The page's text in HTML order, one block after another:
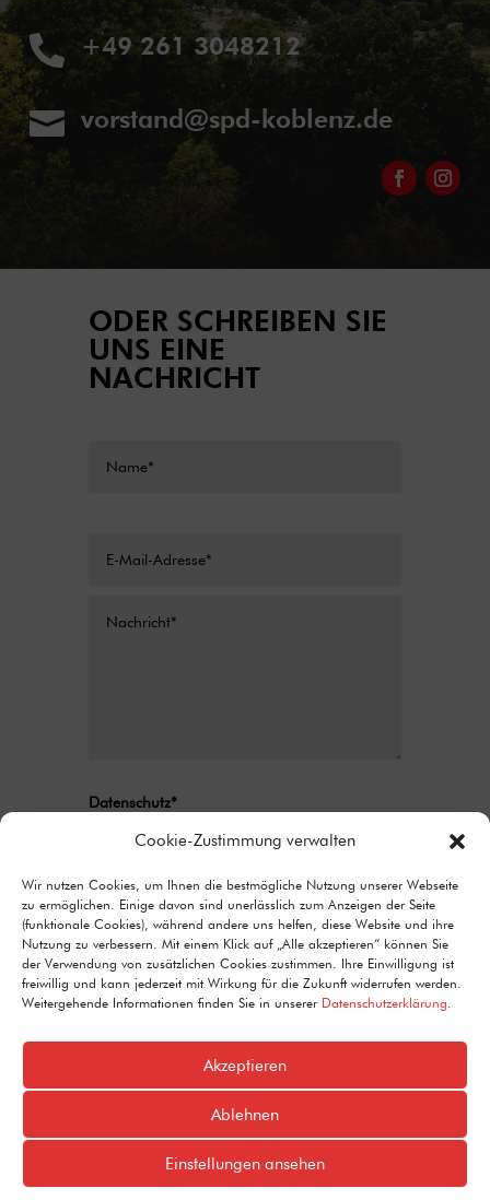
Cookie-Zustimmung verwalten
Wir nutzen Cookies, um Ihnen die bestmögliche Nutzung unserer Webseite
zu ermöglichen. Einige davon sind unerlässlich zum Anzeigen der Seite
(funktionale Cookies), während andere uns helfen, diese Website und ihre
Nutzung zu verbessern. Mit einem Klick auf „Alle akzeptieren“ können Sie
der Verwendung von zusätzlichen Cookies zustimmen. Ihre Einwilligung ist
freiwillig und kann jederzeit mit Wirkung für die Zukunft widerrufen werden.
Weitergehende Informationen finden Sie in unserer Datenschutzerklärung.
Akzeptieren
Ablehnen
Einstellungen ansehen
 +49 261 3048212
 vorstand@spd-koblenz.de
ODER SCHREIBEN SIE
UNS EINE
NACHRICHT
Datenschutz*
Ich stimme zu, dass meine Angaben aus
meiner Anfrage erhoben und verarbeitet
werden. Detaillierte Informationen zum
Umgang mit Nutzerdaten finden Sie in unserer
Datenschutzerklärung.
9 + 5= Senden
Alternative: